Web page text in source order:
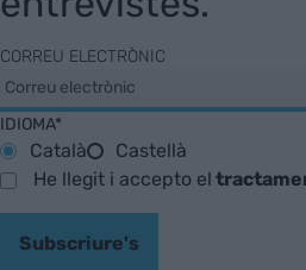
CORREU ELECTRÒNIC
IDIOMA*
Català
Castellà
He llegit i accepto el
Subscriure's